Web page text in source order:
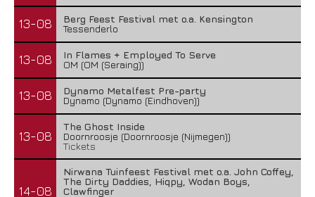
13-08
Berg Feest Festival met o.a. Kensington
Tessenderlo
13-08
In Flames + Employed To Serve
OM (OM (Seraing))
13-08
Dynamo Metalfest Pre-party
Dynamo (Dynamo (Eindhoven))
13-08
The Ghost Inside
Doornroosje (Doornroosje (Nijmegen))
Tickets
14-08
Nirwana Tuinfeest Festival met o.a. John Coffey,
The Dirty Daddies, Hiqpy, Wodan Boys,
Clawfinger